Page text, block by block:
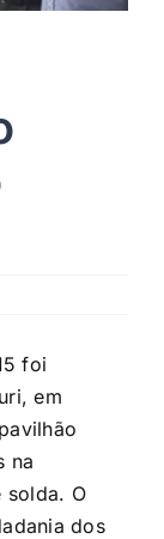
foi
em
na
solda. O
dos